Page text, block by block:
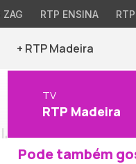
ZAG RTP ENSINA
+ RTP Madeira
TV
RTP Madeira
Pode também